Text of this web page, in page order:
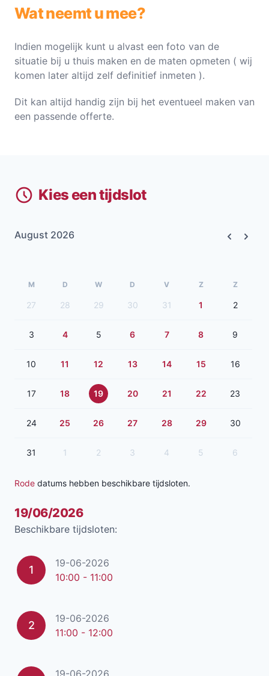
Wat neemt u mee?
Indien mogelijk kunt u alvast een foto van de
situatie bij u thuis maken en de maten opmeten ( wij
komen later altijd zelf definitief inmeten ).
Dit kan altijd handig zijn bij het eventueel maken van
een passende offerte.
Kies een tijdslot
August 2026
M D W D V Z Z
27 28 29 30 31 1 2
3 4 5 6 7 8 9
10 11 12 13 14 15 16
17 18 19 20 21 22 23
24 25 26 27 28 29 30
31 1 2 3 4 5 6
Rode datums hebben beschikbare tijdsloten.
19/06/2026
Beschikbare tijdsloten:
1
19-06-2026
10:00 - 11:00
2
19-06-2026
11:00 - 12:00
19-06-2026